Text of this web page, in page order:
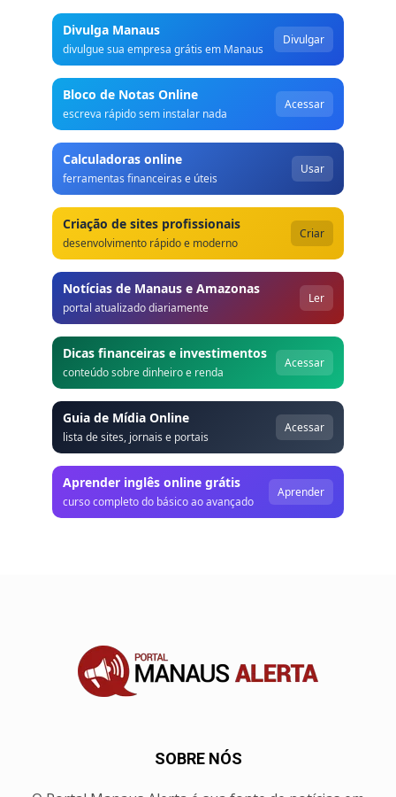
Divulga Manaus
divulgue sua empresa grátis em Manaus
Divulgar
Bloco de Notas Online
escreva rápido sem instalar nada
Acessar
Calculadoras online
ferramentas financeiras e úteis
Usar
Criação de sites profissionais
desenvolvimento rápido e moderno
Criar
Notícias de Manaus e Amazonas
portal atualizado diariamente
Ler
Dicas financeiras e investimentos
conteúdo sobre dinheiro e renda
Acessar
Guia de Mídia Online
lista de sites, jornais e portais
Acessar
Aprender inglês online grátis
curso completo do básico ao avançado
Aprender
SOBRE NÓS